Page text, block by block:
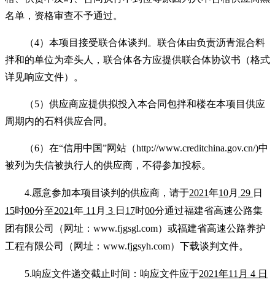
名单，资格审查不予通过。
（4） 本项目接受联合体谈判。 联合体由负责沥青混合料
拌和的单位为牵头人，联合体各方应提供联合体协议书（格式
详见响应文件）
。
（5）供应商应提供拟投入本合同包拌和楼在本项目供应
周期内的石料供应合同。
（6）在“信用中国”网站（http://www.creditchina.gov.cn/)中
被列为失信被执行人的供应商，不得参加投标。
4.愿意参加本项目谈判的供应商，请于2021年10月 29 日
15时00分至2021年 11 月 3 日 17时00分通过福建省高速公路集
团有限公司（网址：www.fjgsgl.com）或福建省高速公路养护
工程有限公司（网址：www.fjgsyh.com）下载谈判文件。
5.响应文件递交截止时间：响应文件应于2021年11月 4 日